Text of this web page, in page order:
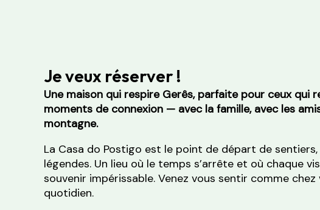
Je veux réserver !
Une maison qui respire Gerês, parfaite pour ceux qui
moments de connexion — avec la famille, avec les
montagne.
La Casa do Postigo est le point de départ de
légendes. Un lieu où le temps s’arrête et où chaque
souvenir impérissable. Venez vous sentir comme chez
quotidien.